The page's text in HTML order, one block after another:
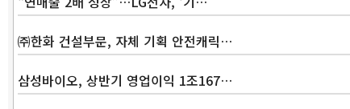
㈜한화 건설부문, 자체 기획 안전캐릭…
삼성바이오, 상반기 영업이익 1조167…